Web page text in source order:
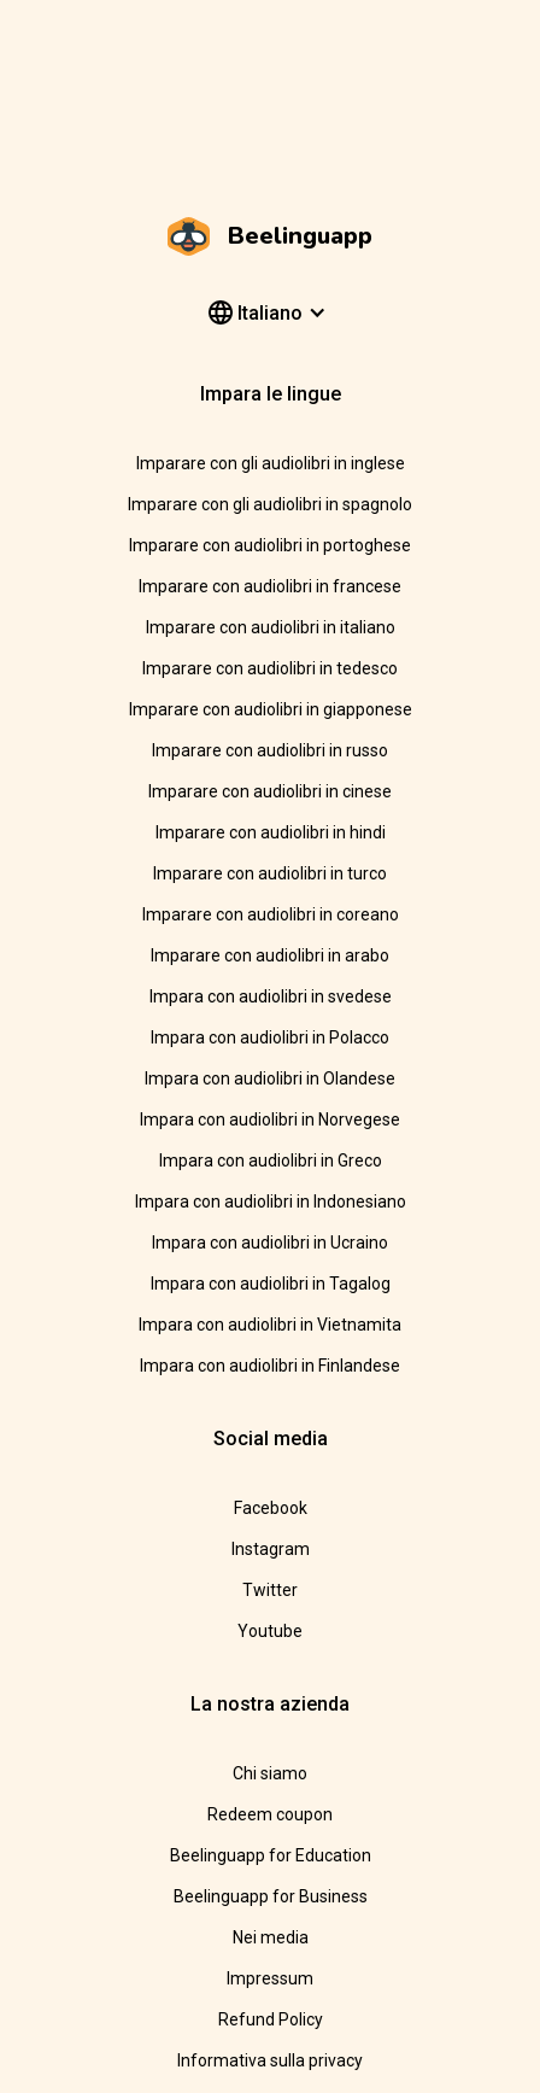
Beelinguapp
Italiano
Impara le lingue
Imparare con gli audiolibri in inglese
Imparare con gli audiolibri in spagnolo
Imparare con audiolibri in portoghese
Imparare con audiolibri in francese
Imparare con audiolibri in italiano
Imparare con audiolibri in tedesco
Imparare con audiolibri in giapponese
Imparare con audiolibri in russo
Imparare con audiolibri in cinese
Imparare con audiolibri in hindi
Imparare con audiolibri in turco
Imparare con audiolibri in coreano
Imparare con audiolibri in arabo
Impara con audiolibri in svedese
Impara con audiolibri in Polacco
Impara con audiolibri in Olandese
Impara con audiolibri in Norvegese
Impara con audiolibri in Greco
Impara con audiolibri in Indonesiano
Impara con audiolibri in Ucraino
Impara con audiolibri in Tagalog
Impara con audiolibri in Vietnamita
Impara con audiolibri in Finlandese
Social media
Facebook
Instagram
Twitter
Youtube
La nostra azienda
Chi siamo
Redeem coupon
Beelinguapp for Education
Beelinguapp for Business
Nei media
Impressum
Refund Policy
Informativa sulla privacy